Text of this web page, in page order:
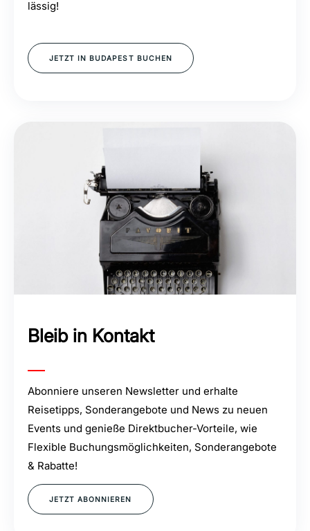
lässig!
JETZT IN BUDAPEST BUCHEN
Bleib in Kontakt
Abonniere unseren Newsletter und erhalte
Reisetipps, Sonderangebote und News zu neuen
Events und genieße Direktbucher-Vorteile, wie
Flexible Buchungsmöglichkeiten, Sonderangebote
& Rabatte!
JETZT ABONNIEREN